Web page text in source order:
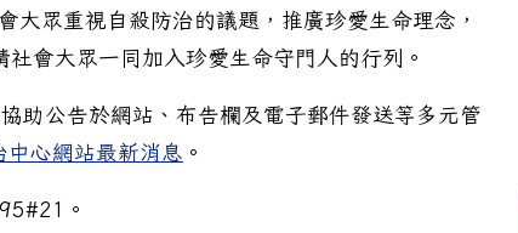
眾重視自殺防治的議題，推廣珍愛生命理念，
會大眾一同加入珍愛生命守門人的行列。
助公告於網站、布告欄及電子郵件發送等多元管
中心網站最新消息 。
。